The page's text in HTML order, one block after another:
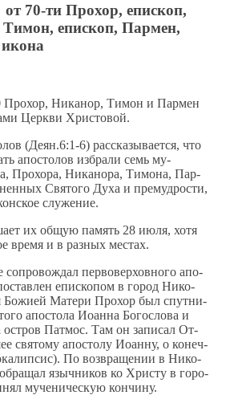
70-ти Прохор, епископ,
епископ, Пармен,
Про­хор, Ни­ка­нор, Ти­мон и Пар­мен
Церк­ви Хри­сто­вой.
(Деян.6:1-6) рас­ска­зы­ва­ет­ся, что
апо­сто­лов из­бра­ли семь му­
Про­хо­ра, Ни­ка­но­ра, Ти­мо­на, Пар­
Свя­то­го Ду­ха и пре­муд­ро­сти,
слу­же­ние.
их об­щую па­мять 28 июля, хо­тя
вре­мя и в раз­ных ме­стах.
со­про­вож­дал пер­во­вер­хов­но­го апо­
епи­ско­пом в го­род Ни­ко­
Бо­жи­ей Ма­те­ри Про­хор был спут­ни­
апо­сто­ла Иоан­на Бо­го­сло­ва и
ост­ров Пат­мос. Там он за­пи­сал От­
свя­то­му апо­сто­лу Иоан­ну, о ко­неч­
По воз­вра­ще­нии в Ни­ко­
языч­ни­ков ко Хри­сту в го­ро­
му­че­ни­че­скую кон­чи­ну.